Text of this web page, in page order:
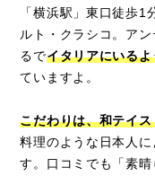
「横浜駅」東口徒歩
ルト・クラシコ。ア
るでイタリアにいる
ていますよ。
こだわりは、和テイ
料理のような日本人
す。口コミでも「素